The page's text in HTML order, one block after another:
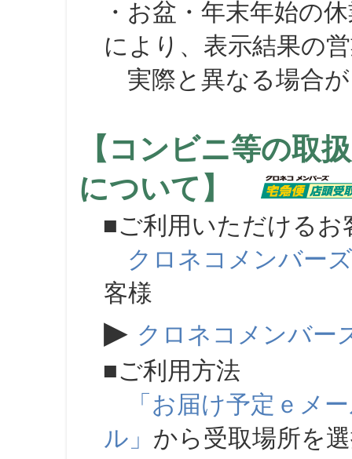
・お盆・年末年始の
により、表示結果の
実際と異なる場合が
【コンビニ等の取
について】
■ご利用いただけるお
クロネコメンバーズ
客様
▶ クロネコメンバー
■ご利用方法
「お届け予定ｅメ
ル」 から受取場所を